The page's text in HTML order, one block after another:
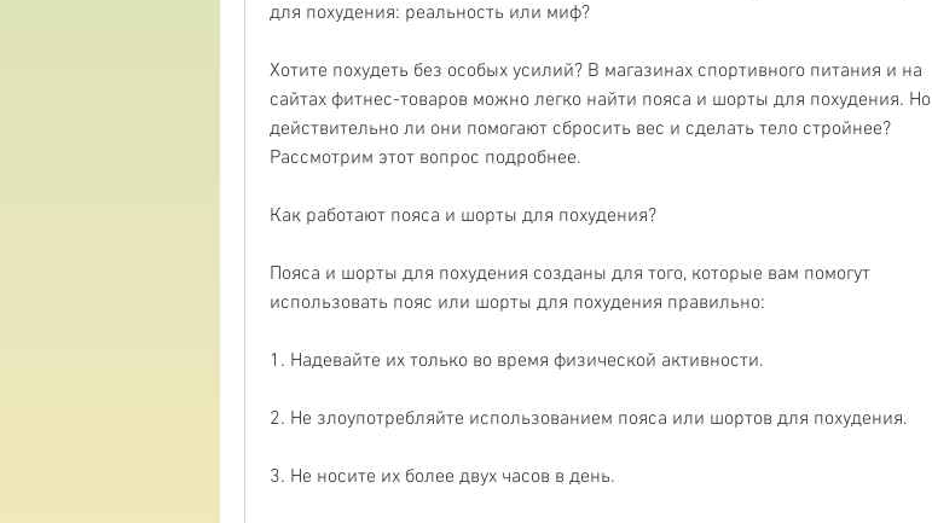
для похудения: реальность или миф?
Хотите похудеть без особых усилий? В магазинах спортивного питания и на
сайтах фитнес-товаров можно легко найти пояса и шорты для похудения. Но
действительно ли они помогают сбросить вес и сделать тело стройнее?
Рассмотрим этот вопрос подробнее.
Как работают пояса и шорты для похудения?
Пояса и шорты для похудения созданы для того, которые вам помогут
использовать пояс или шорты для похудения правильно:
1. Надевайте их только во время физической активности.
2. Не злоупотребляйте использованием пояса или шортов для похудения.
3. Не носите их более двух часов в день.